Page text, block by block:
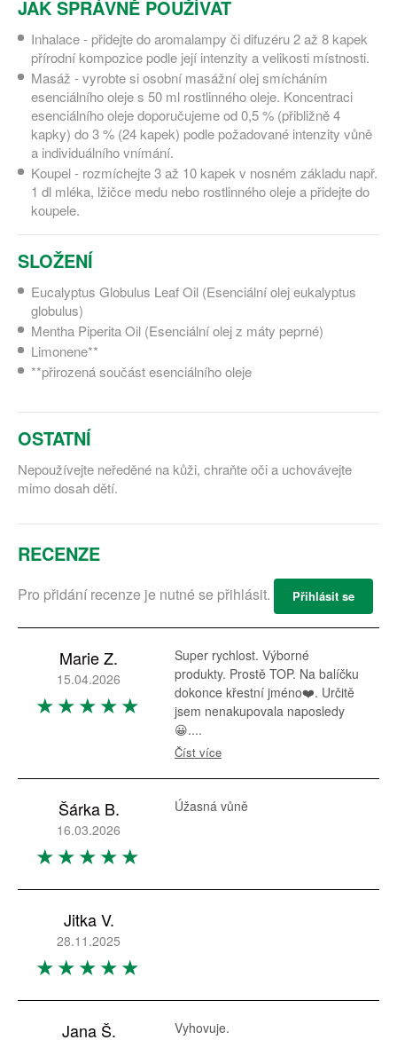
JAK SPRÁVNĚ POUŽÍVAT
Inhalace - přidejte do aromalampy či difuzéru 2 až 8 kapek
přírodní kompozice podle její intenzity a velikosti místnosti.
Masáž - vyrobte si osobní masážní olej smícháním
esenciálního oleje s 50 ml rostlinného oleje. Koncentraci
esenciálního oleje doporučujeme od 0,5 % (přibližně 4
kapky) do 3 % (24 kapek) podle požadované intenzity vůně
a individuálního vnímání.
Koupel - rozmíchejte 3 až 10 kapek v nosném základu např.
1 dl mléka, lžičce medu nebo rostlinného oleje a přidejte do
koupele.
SLOŽENÍ
Eucalyptus Globulus Leaf Oil (Esenciální olej eukalyptus
globulus)
Mentha Piperita Oil (Esenciální olej z máty peprné)
Limonene**
**přirozená součást esenciálního oleje
OSTATNÍ
Nepoužívejte neředěné na kůži, chraňte oči a uchovávejte
mimo dosah dětí.
RECENZE
Pro přidání recenze je nutné se přihlásit. Přihlásit se
Marie Z.
15.04.2026
Super rychlost. Výborné
produkty. Prostě TOP. Na balíčku
dokonce křestní jméno❤️. Určitě
jsem nenakupovala naposledy
😀....
Číst více
Šárka B.
16.03.2026
Úžasná vůně
Jitka V.
28.11.2025
Jana Š. Vyhovuje.